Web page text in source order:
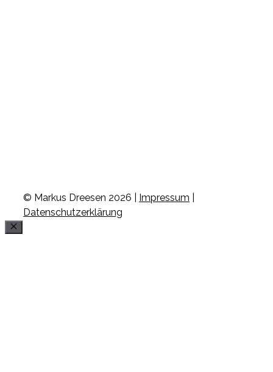
© Markus Dreesen 2026 | Impressum
Datenschutzerklärung
Schließen